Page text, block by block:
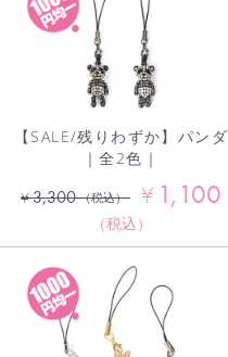
【SALE/残りわずか】パンダ
｜全2色｜
¥3,300 （税込） ¥ 1,100
（税込）